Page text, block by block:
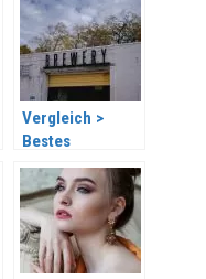
Vergleich >
Bestes
Garagenregal
aus Metall im
Jahr 2026